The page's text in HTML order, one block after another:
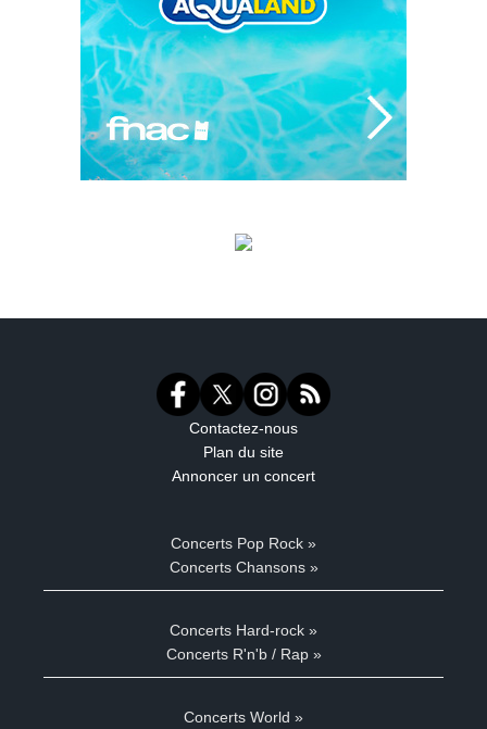
Contactez-nous
Plan du site
Annoncer un concert
Concerts Pop Rock »
Concerts Chansons »
Concerts Hard-rock »
Concerts R'n'b / Rap »
Concerts World »